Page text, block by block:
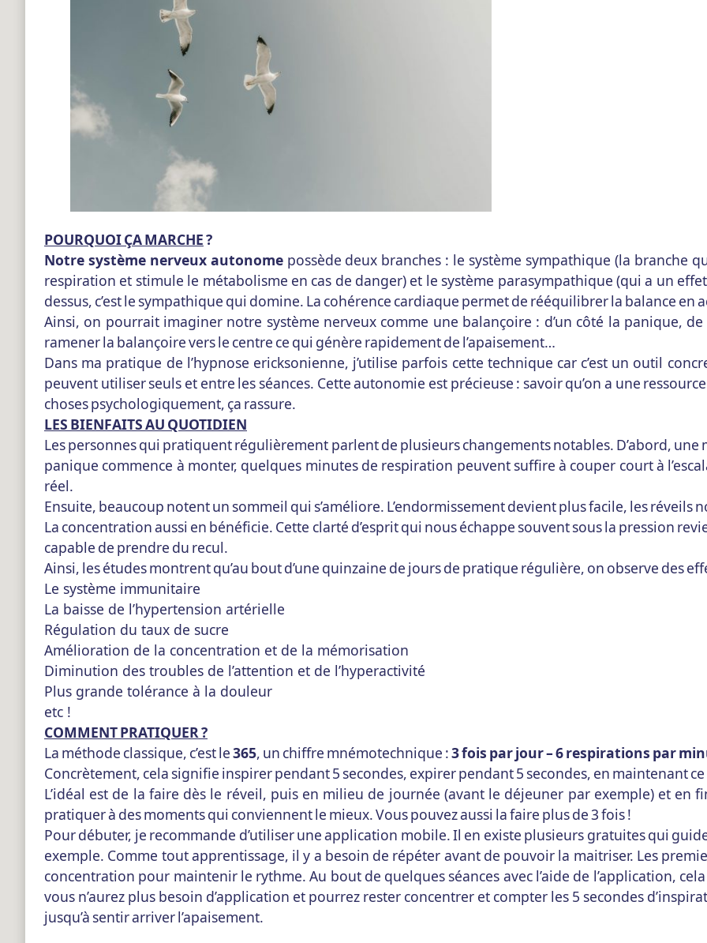
POURQUOI ÇAMARCHE?
Notre système nerveux autonomepossède deux branches : le système sympathique (la branche
respiration et stimule le métabolisme en cas de danger) et le système parasympathique (qui a un
dessus, c’est le sympathique qui domine. La cohérence cardiaque permet de rééquilibrer la balance
Ainsi, on pourrait imaginer notre système nerveux comme une balançoire : d’un côté la panique,
ramener la balançoire vers le centre ce qui génère rapidement de l’apaisement…
Dans ma pratique de l’hypnose ericksonienne, j’utilise parfois cette technique car c’est un outil
peuvent utiliser seuls et entre les séances. Cette autonomie est précieuse : savoir qu’on a une
choses psychologiquement, ça rassure.
LES BIENFAITS AU QUOTIDIEN
Les personnes qui pratiquent régulièrement parlent de plusieurs changements notables. D’abord, une
panique commence à monter, quelques minutes de respiration peuvent suffire à couper court à
réel.
Ensuite, beaucoup notent un sommeil qui s’améliore. L’endormissement devient plus facile, les réveils
La concentration aussi en bénéficie. Cette clarté d’esprit qui nous échappe souvent sous la pression
capable de prendre du recul.
Ainsi, les études montrent qu’au bout d’une quinzaine de jours de pratique régulière, on observe des
Le système immunitaire
La baisse de l’hypertension artérielle
Régulation du taux de sucre
Amélioration de la concentration et de la mémorisation
Diminution des troubles de l’attention et de l’hyperactivité
Plus grande tolérance à la douleur
etc !
COMMENT PRATIQUER ?
La méthode classique, c’est le365, un chiffre mnémotechnique :3 fois par jour – 6 respirations par
Concrètement, cela signifie inspirer pendant 5 secondes, expirer pendant 5 secondes, en maintenant
L’idéal est de la faire dès le réveil, puis en milieu de journée (avant le déjeuner par exemple) et en
pratiquer à des moments qui conviennent le mieux. Vous pouvez aussi la faire plus de 3 fois !
Pour débuter, je recommande d’utiliser une application mobile. Il en existe plusieurs gratuites qui
exemple. Comme tout apprentissage, il y a besoin de répéter avant de pouvoir la maitriser. Les
concentration pour maintenir le rythme. Au bout de quelques séances avec l’aide de l’application,
vous n’aurez plus besoin d’application et pourrez rester concentrer et compter les 5 secondes
jusqu’à sentir arriver l’apaisement.